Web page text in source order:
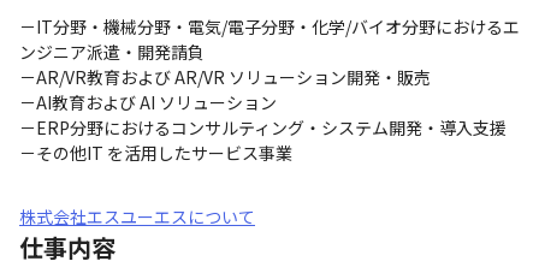
－IT分野・機械分野・電気/電子分野・化学/バイオ分野におけるエ
ンジニア派遣・開発請負
－AR/VR教育および AR/VR ソリューション開発・販売
－AI教育および AI ソリューション
－ERP分野におけるコンサルティング・システム開発・導入支援
－その他IT を活用したサービス事業
株式会社エスユーエスについて
仕事内容